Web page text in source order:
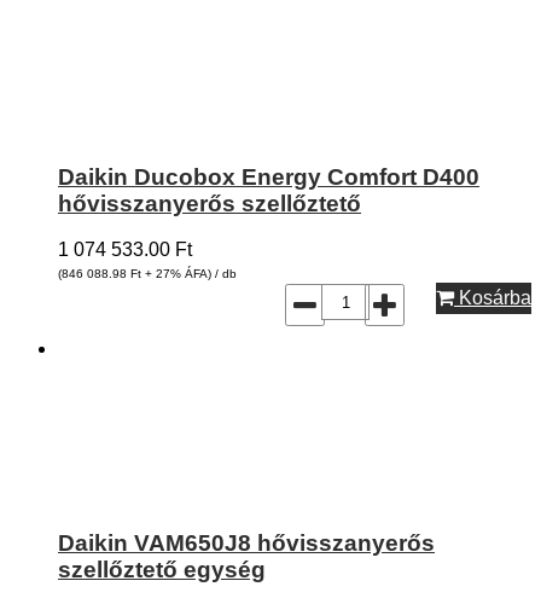
Daikin Ducobox Energy Comfort D400
hővisszanyerős szellőztető
1 074 533.00 Ft
(846 088.98 Ft + 27% ÁFA) / db
Kosárba
Daikin VAM650J8 hővisszanyerős
szellőztető egység